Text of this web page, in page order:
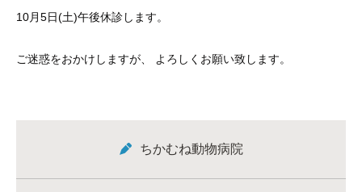
10月5日(土)午後休診します。
ご迷惑をおかけしますが、 よろしくお願い致します。
ちかむね動物病院